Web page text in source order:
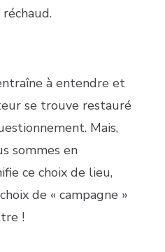
à entendre et
se trouve restauré
Mais,
sommes en
ce choix de lieu,
de « campagne »
!